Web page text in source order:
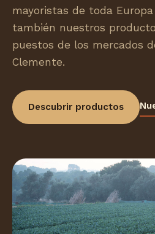
mayoristas de toda
también nuestros
puestos de los mercados
Clemente.
Descubrir productos